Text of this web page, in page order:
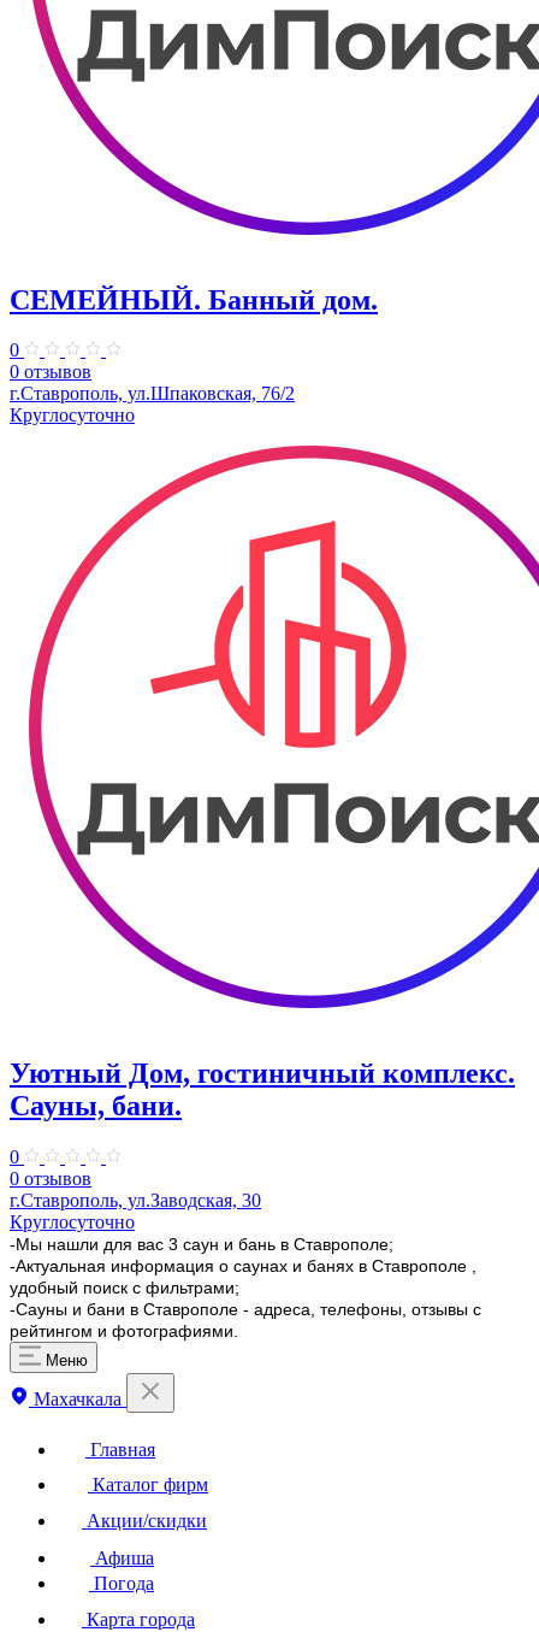
СЕМЕЙНЫЙ. Банный дом.
0
0 отзывов
г.Ставрополь, ул.Шпаковская, 76/2
Круглосуточно
Уютный Дом, гостиничный комплекс.
Сауны, бани.
0
0 отзывов
г.Ставрополь, ул.Заводская, 30
Круглосуточно
-Мы нашли для вас 3 саун и бань в Ставрополе;
-Актуальная информация о саунах и банях в Ставрополе ,
удобный поиск с фильтрами;
-Сауны и бани в Ставрополе - адреса, телефоны, отзывы с
рейтингом и фотографиями.
Меню
Махачкала
Главная
Каталог фирм
Акции/скидки
Афиша
Погода
Карта города